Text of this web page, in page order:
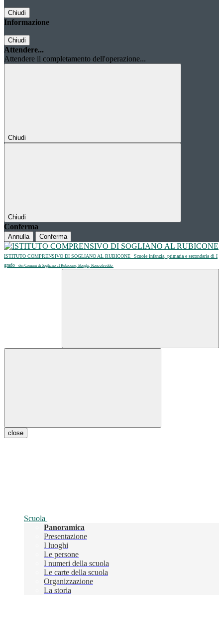
Chiudi
Informazione
Chiudi
Attendere...
Attendere il completamento dell'operazione...
Chiudi
Chiudi
Conferma
Annulla Conferma
ISTITUTO COMPRENSIVO DI SOGLIANO AL RUBICONE
Scuole infanzia, primaria e secondaria di I
grado
dei Comuni di Sogliano al Rubicone, Borghi, Roncofreddo
close
Scuola
Panoramica
Presentazione
I luoghi
Le persone
I numeri della scuola
Le carte della scuola
Organizzazione
La storia